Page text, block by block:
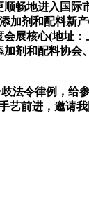
畅地进入国
加剂和配料新
展核心(地址
剂和配料协
令律例，给
前进，邀请